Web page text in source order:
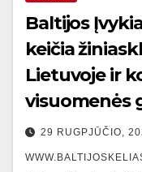
Baltijos
keičia
Lietuvoje ir
visuomenės
29 RUGPJŪČIO,